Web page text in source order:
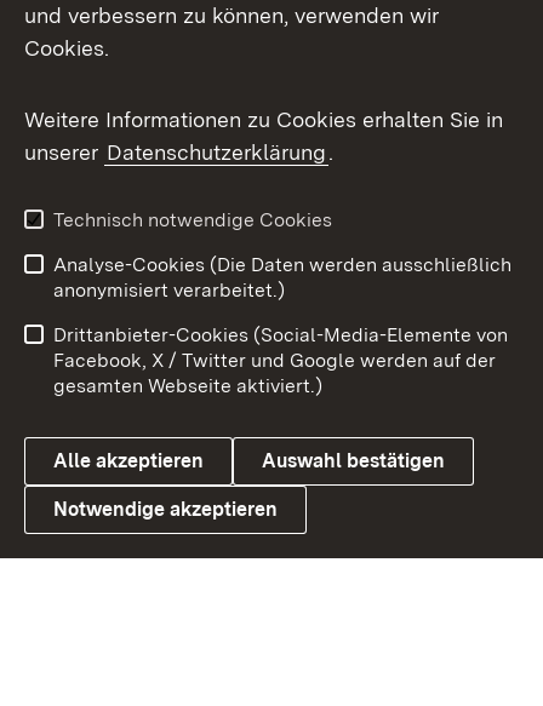
Facebook
X / Twitter
Youtube
Link zum Landesportal
Impressum
Kontakt
Barrierefreiheit
Datenschutz
Cookies
und verbessern zu können, verwenden wir
Cookies.
Weitere Informationen zu Cookies erhalten Sie in
unserer Datenschutzerklärung.
Technisch notwendige Cookies
Analyse-Cookies (Die Daten werden ausschließlich
anonymisiert verarbeitet.)
Drittanbieter-Cookies (Social-Media-Elemente von
Facebook, X / Twitter und Google werden auf der
gesamten Webseite aktiviert.)
Alle akzeptieren Auswahl bestätigen
Notwendige akzeptieren